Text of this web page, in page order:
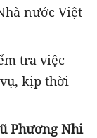
nước Việt
tra việc
kịp thời
Phương Nhi